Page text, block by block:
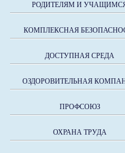
РОДИТЕЛЯМ И
КОМПЛЕКСНАЯ
ДОСТУПНАЯ СРЕДА
ОЗДОРОВИТЕЛЬНАЯ
ПРОФСОЮЗ
ОХРАНА ТРУДА